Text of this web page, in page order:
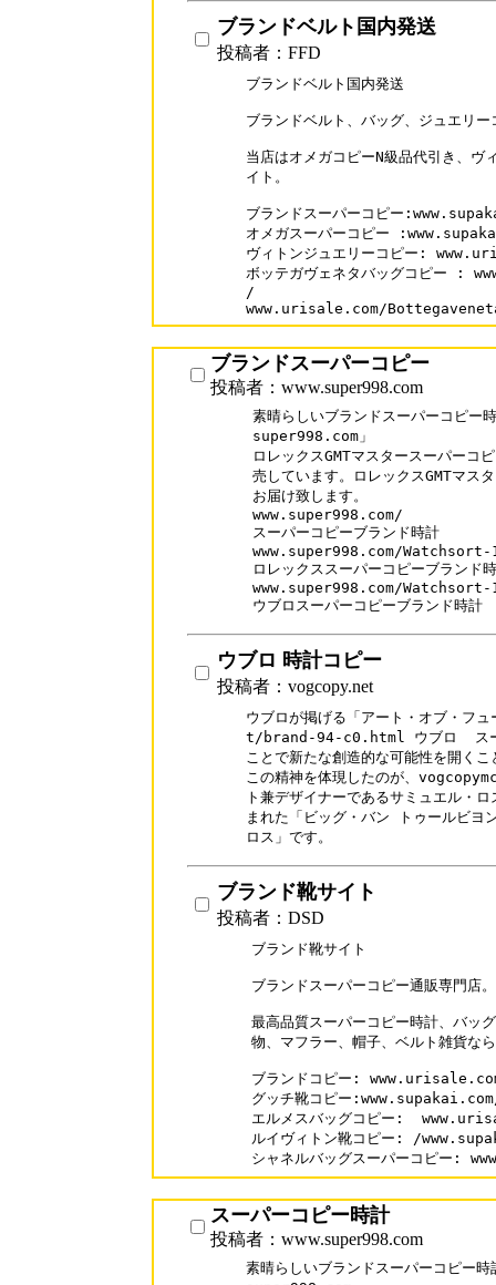
ブランドベルト国内発送
投稿者：FFD
ブランドベルト国内発送
ブランドベルト、バッグ、ジュエリ
当店はオメガコピーN級品代引き、
イト。
ブランドスーパーコピー
オメガスーパーコピー
ヴィトンジュエリーコピー:
ボッテガヴェネタバッグコピー :
/
www.urisale.com/
ブランドスーパーコピー
投稿者：www.super998.com
素晴らしいブランドスーパーコピー
super998.com」
ロレックスGMTマスタースーパーコ
売しています。ロレックスGMTマス
お届け致します。
www.super998.com/
スーパーコピーブランド時計
www.super998.com/
ロレックススーパーコピーブランド
www.super998.com/
ウブロスーパーコピーブランド時計
ウブロ 時計コピー
投稿者：vogcopy.net
ウブロが掲げる「アート・オブ・フ
t/brand-94-c0.html ウブロ  スー
ことで新たな創造的な可能性を開くこ
この精神を体現したのが、
ト兼デザイナーであるサミュエル・
まれた「ビッグ・バン トゥールビ
ロス」です。
ブランド靴サイト
投稿者：DSD
ブランド靴サイト
ブランドスーパーコピー通販専門店。
最高品質スーパーコピー時計、バッ
物、マフラー、帽子、ベルト雑貨な
ブランドコピー:
グッチ靴コピー
エルメスバッグコピー:
ルイヴィトン靴コピー: /
シャネルバッグスーパーコピー:
スーパーコピー時計
投稿者：www.super998.com
素晴らしいブランドスーパーコピー